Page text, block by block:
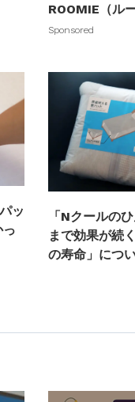
ROOMIE（ル
Sponsored
ッ
っ
「Nクールの
まで効果が続
の寿命」につ